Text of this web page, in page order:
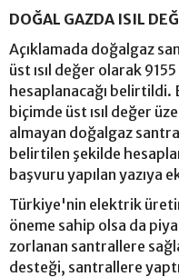
DOĞAL GAZDA ISIL
Açıklamada doğalgaz
üst ısıl değer olarak
hesaplanacağı belirtildi.
biçimde üst ısıl değer
almayan doğalgaz
belirtilen şekilde
başvuru yapılan yazıya
Türkiye'nin elektrik
öneme sahip olsa da
zorlanan santrallere
desteği, santrallere